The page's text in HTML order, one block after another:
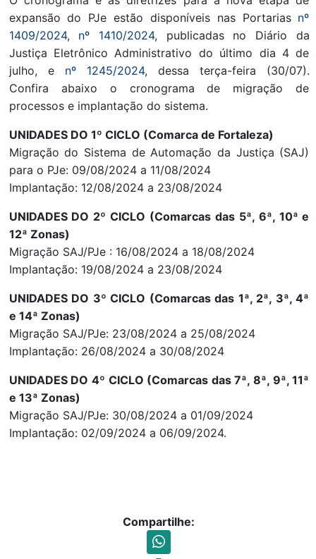
expansão do PJe estão disponíveis nas Portarias nº
1409/2024, nº 1410/2024, publicadas no Diário da
Justiça Eletrônico Administrativo do último dia 4 de
julho, e nº 1245/2024, dessa terça-feira (30/07).
Confira abaixo o cronograma de migração de
processos e implantação do sistema.
UNIDADES DO 1º CICLO (Comarca de Fortaleza)
Migração do Sistema de Automação da Justiça (SAJ)
para o PJe: 09/08/2024 a 11/08/2024
Implantação: 12/08/2024 a 23/08/2024
UNIDADES DO 2º CICLO (Comarcas das 5ª, 6ª, 10ª e
12ª Zonas)
Migração SAJ/PJe : 16/08/2024 a 18/08/2024
Implantação: 19/08/2024 a 23/08/2024
UNIDADES DO 3º CICLO (Comarcas das 1ª, 2ª, 3ª, 4ª
e 14ª Zonas)
Migração SAJ/PJe: 23/08/2024 a 25/08/2024
Implantação: 26/08/2024 a 30/08/2024
UNIDADES DO 4º CICLO (Comarcas das 7ª, 8ª, 9ª, 11ª
e 13ª Zonas)
Migração SAJ/PJe: 30/08/2024 a 01/09/2024
Implantação: 02/09/2024 a 06/09/2024.
Compartilhe: